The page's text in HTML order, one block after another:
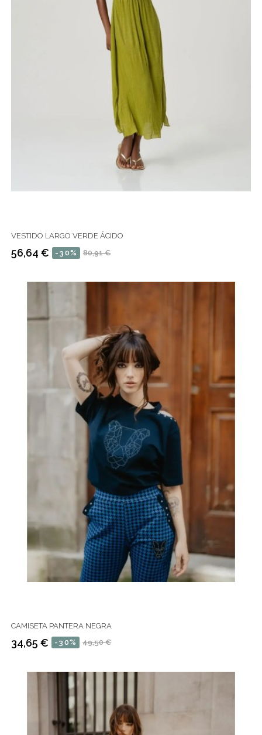
VESTIDO LARGO VERDE ÁCIDO
Precio
80,91 €
-30%
Precio
56,64 €
CAMISETA PANTERA NEGRA
Precio
49,50 €
-30%
Precio
34,65 €